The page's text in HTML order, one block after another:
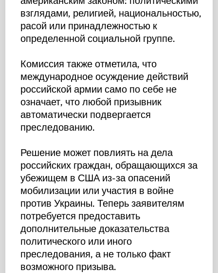
взглядами, религией, национальностью,
расой или принадлежностью к
определенной социальной группе.
Комиссия также отметила, что
международное осуждение действий
российской армии само по себе не
означает, что любой призывник
автоматически подвергается
преследованию.
Решение может повлиять на дела
российских граждан, обращающихся за
убежищем в США из-за опасений
мобилизации или участия в войне
против Украины. Теперь заявителям
потребуется предоставить
дополнительные доказательства
политического или иного
преследования, а не только факт
возможного призыва.